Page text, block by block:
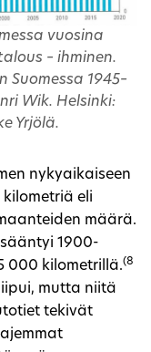
vuosina
– ihminen.
1945–
Wik. Helsinki:
Yrjölä.
nykyaikaiseen
eli
määrä.
1900-
000 kilometrillä.(8
mutta niitä
tekivät